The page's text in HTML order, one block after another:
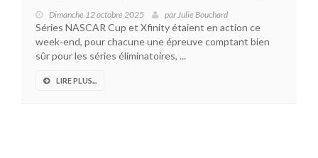
Dimanche 12 octobre 2025 parJulie Bouchard
Séries NASCAR Cup et Xfinity étaient en action ce
week-end, pour chacune une épreuve comptant bien
sûr pour les séries éliminatoires, ...
LIRE PLUS...